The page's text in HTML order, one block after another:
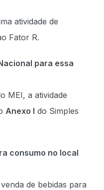
atividade de
Fator R.
para essa
MEI, a atividade
Anexo I do Simples
consumo no local
de bebidas para